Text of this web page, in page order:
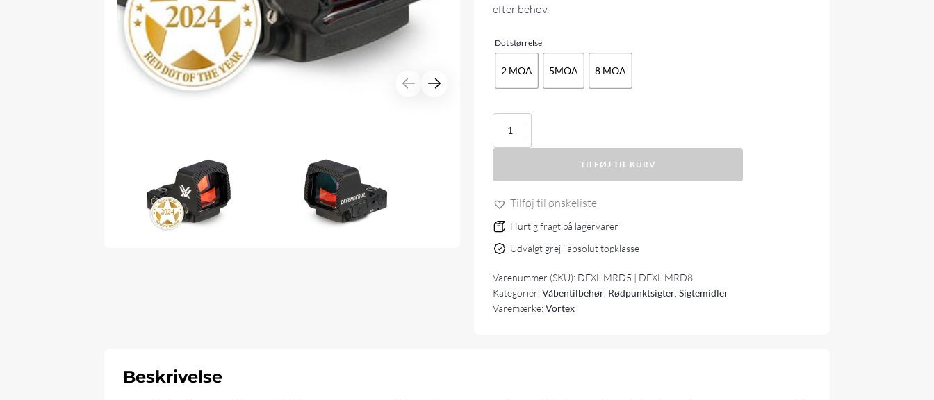
efter behov.
Dot størrelse
2 MOA 5MOA 8 MOA
Vortex
XL
TILFØJ TIL KURV
Tilføj til ønskeliste
Hurtig fragt på lagervarer
Udvalgt grej i absolut topklasse
Varenummer (SKU): DFXL-MRD5 | DFXL-MRD8
Kategorier:Våbentilbehør Rødpunktsigter ,Sigtemidler
Varemærke:Vortex
Beskrivelse